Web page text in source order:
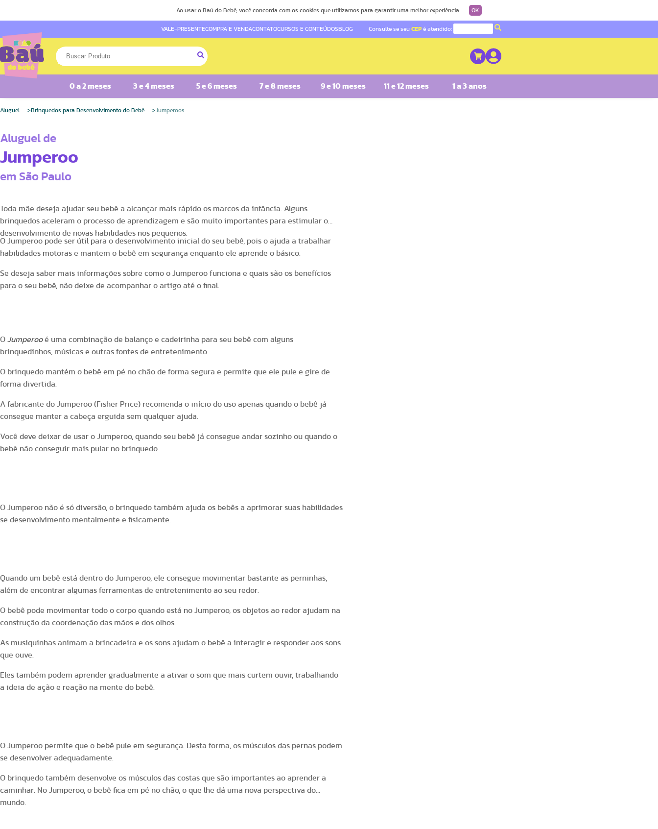
Ao usar o Baú do Bebê, você concorda com os cookies que utilizamos para garantir uma melhor experiência OK
VALE-PRESENTECOMPRA E VENDACONTATOCURSOS E CONTEÚDOSBLOG Consulte se seu CEPé atendido:
0 a 2 meses 3 e 4 meses 5 e 6 meses 7 e 8 meses 9 e 10 meses 11 e 12 meses 1 a 3 anos
Aluguel Brinquedos para Desenvolvimento do Bebê Jumperoos
Aluguel de
Jumperoo
em São Paulo
Toda mãe deseja ajudar seu bebê a alcançar mais rápido os marcos da infância. Alguns
brinquedos aceleram o processo de aprendizagem e são muito importantes para estimular o
desenvolvimento de novas habilidades nos pequenos.
O Jumperoo pode ser útil para o desenvolvimento inicial do seu bebê, pois o ajuda a trabalhar
habilidades motoras e mantem o bebê em segurança enquanto ele aprende o básico.
Se deseja saber mais informações sobre como o Jumperoo funciona e quais são os benefícios
para o seu bebê, não deixe de acompanhar o artigo até o final.
O Jumperooé uma combinação de balanço e cadeirinha para seu bebê com alguns
brinquedinhos, músicas e outras fontes de entretenimento.
O brinquedo mantém o bebê em pé no chão de forma segura e permite que ele pule e gire de
forma divertida.
A fabricante do Jumperoo (Fisher Price) recomenda o início do uso apenas quando o bebê já
consegue manter a cabeça erguida sem qualquer ajuda.
Você deve deixar de usar o Jumperoo, quando seu bebê já consegue andar sozinho ou quando o
bebê não conseguir mais pular no brinquedo.
O Jumperoo não é só diversão, o brinquedo também ajuda os bebês a aprimorar suas habilidades
se desenvolvimento mentalmente e fisicamente.
Quando um bebê está dentro do Jumperoo, ele consegue movimentar bastante as perninhas,
além de encontrar algumas ferramentas de entretenimento ao seu redor.
O bebê pode movimentar todo o corpo quando está no Jumperoo, os objetos ao redor ajudam na
construção da coordenação das mãos e dos olhos.
As musiquinhas animam a brincadeira e os sons ajudam o bebê a interagir e responder aos sons
que ouve.
Eles também podem aprender gradualmente a ativar o som que mais curtem ouvir, trabalhando
a ideia de ação e reação na mente do bebê.
O Jumperoo permite que o bebê pule em segurança. Desta forma, os músculos das pernas podem
se desenvolver adequadamente.
O brinquedo também desenvolve os músculos das costas que são importantes ao aprender a
caminhar. No Jumperoo, o bebê fica em pé no chão, o que lhe dá uma nova perspectiva do
mundo.